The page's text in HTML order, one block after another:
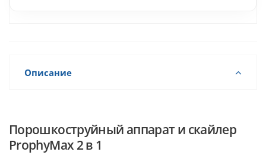
Описание
Порошкоструйный аппарат и скайлер
ProphyMax 2 в 1